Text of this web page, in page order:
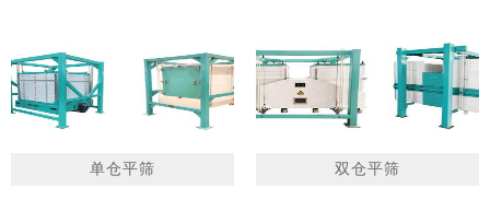
2
单仓平筛 双仓平筛